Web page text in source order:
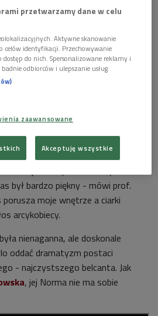
Verdiego
Foto: Houston
singer need a GLOOOORIOUS
sławną śpiewaczką wszystko
głos. Kropka.") To
Russell
psychologiczna kreowanych
uroda i znakomite zdolności
niedościgniona.
był bardzo piękny - mówi prof.
porusza moje wnętrze a ciarki
arcykobiecy.
nienaganna, ale doskonale
oddać dramatyzm postaci
- najczystszego belcanta. Jak
, jej Norma nie ma sobie
przetwarzamy dane w celu
Aktywne skanowanie
celów identyfikacji. Przechowywanie
do nich. Spersonalizowane reklamy i
odbiorców i ulepszanie usług.
zaawansowane
Akceptuję wszystkie